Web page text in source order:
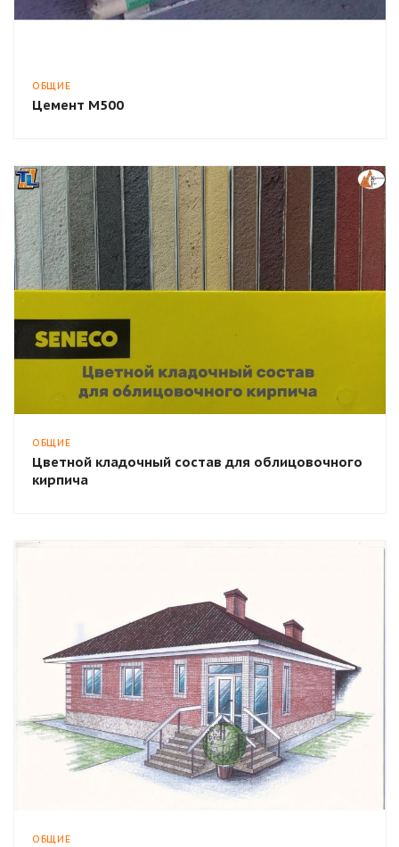
ОБЩИЕ
Цемент М500
ОБЩИЕ
Цветной кладочный состав для облицовочного
кирпича
ОБЩИЕ